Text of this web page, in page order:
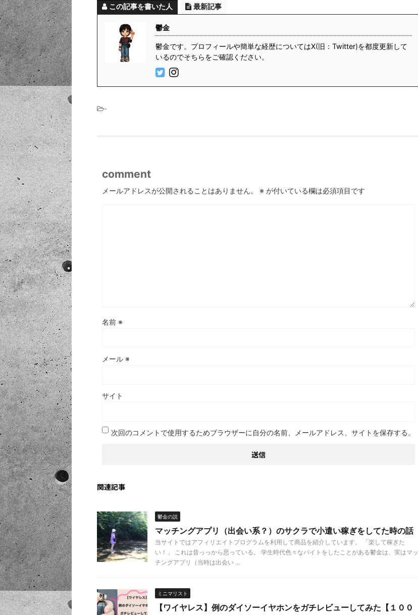
この記事を書いた人 最新記事
鬱金
鬱金です。プロフィールや簡単な経歴についてはX(旧：Twitter)を都度更新して
いるのでそちらをご確認ください。
-
comment
メールアドレスが公開されることはありません。 ※ が付いている欄は必須項目です
名前 ※
メール ※
サイト
次回のコメントで使用するためブラウザーに自分の名前、メールアドレス、サイトを保存する。
関連記事
鬱金の説
マッチングアプリ（出会い系？）のサクラで小遣い稼ぎをしてた時の話
当サイトではアフィリエイトプログラムを利用して商品を紹介しています。 「楽して稼ぎた
い！」 これは昔っっから思っている。 学生時代色々なバイトをしたことがある鬱金は、実はマッ
チングアプリ（当時は出会い ...
ミニマリスト
【ワイヤレス】例のダイソーイヤホンをガチレビューしてみた【１００